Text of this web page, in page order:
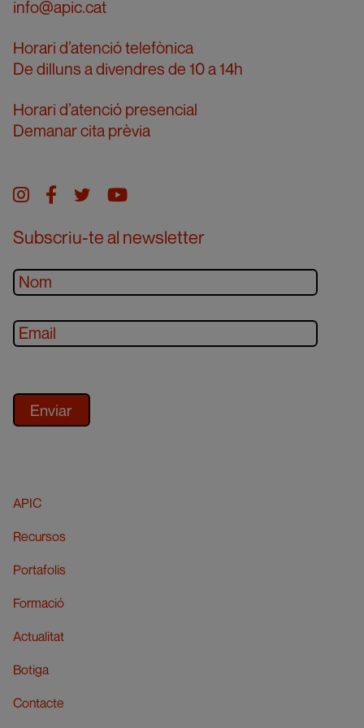
info@apic.cat
Horari d’atenció telefònica
De dilluns a divendres de 10 a 14h
Horari d’atenció presencial
Demanar cita prèvia
Instagram
facebook
twitteryoutube
Subscriu-te al newsletter
APIC
Recursos
Portafolis
Formació
Actualitat
Botiga
Contacte